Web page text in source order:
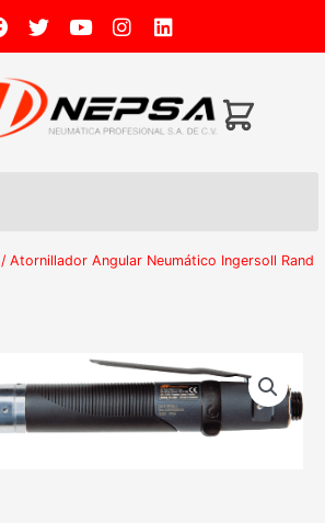
/ Atornillador Angular Neumático Ingersoll Rand